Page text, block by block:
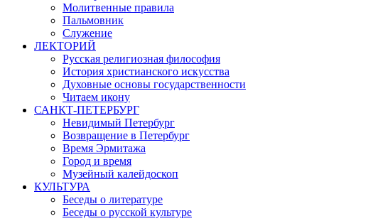
Молитвенные правила
Пальмовник
Служение
ЛЕКТОРИЙ
Русская религиозная философия
История христианского искусства
Духовные основы государственности
Читаем икону
САНКТ-ПЕТЕРБУРГ
Невидимый Петербург
Возвращение в Петербург
Время Эрмитажа
Город и время
Музейный калейдоскоп
КУЛЬТУРА
Беседы о литературе
Беседы о русской культуре